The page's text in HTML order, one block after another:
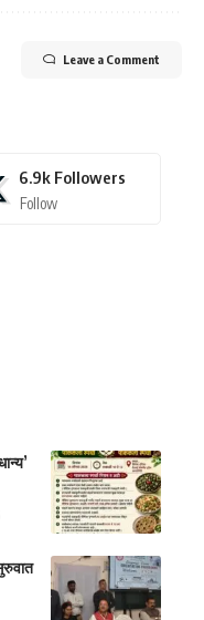
Leave a Comment
6.9k Followers
Follow